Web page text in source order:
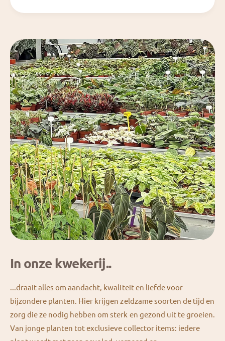
In onze kwekerij..
...draait alles om aandacht, kwaliteit en liefde voor
bijzondere planten. Hier krijgen zeldzame soorten de tijd en
zorg die ze nodig hebben om sterk en gezond uit te groeien.
Van jonge planten tot exclusieve collector items: iedere